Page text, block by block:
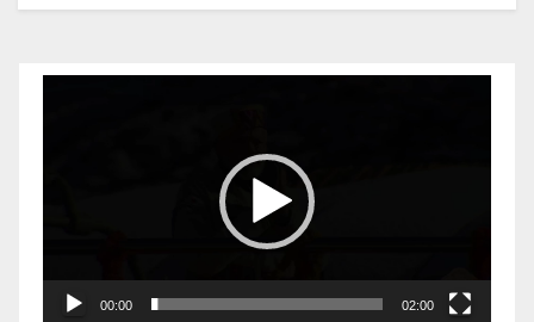
00:00 02:00